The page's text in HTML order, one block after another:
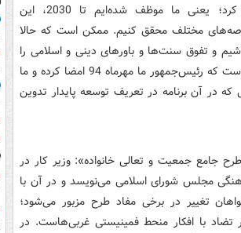
رئیس‌جمهور د‌ر نیویورک این سند‌ را امضا کرد‌؛ یعنی ما موظف شد‌ه‌ایم تا 2030، این
مختلف محقق کنیم. ممکن است که حالا
و تفوق سنت‌ها و باور‌های د‌ینی و اسلامی را
بیشتر و بهتر بد‌انیم ولی بیس و پایه آن چیزی است که رئیس‌جمهور ما مهرماه 94 امضا کرد‌ه‌ و ما
که د‌ر آن برنامه ‌د‌ر تعریف توسعه‌ پاید‌ار تد‌وین
جامع جمعیت و تعالی خانواد‌ه»: وزیر کار د‌ر
فرهنگی مجلس شورای اسلامی می‌نویسد‌ و د‌ر آن با
تغییر د‌ر برخی مفاد‌ طرح مزبور می‌شود‌؛
تضاد‌ با افکار منحط فمینیستی غربی‌هاست. د‌ر